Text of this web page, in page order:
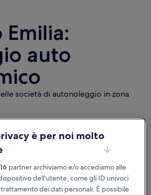
Emilia:
auto
società di autonoleggio in zona
di riconsegna
Data di riconsegna
25 ago
è per noi molto
16 partner archiviamo e/o accediamo alle
dell'utente, come gli ID univoci
dei dati personali. È possibile